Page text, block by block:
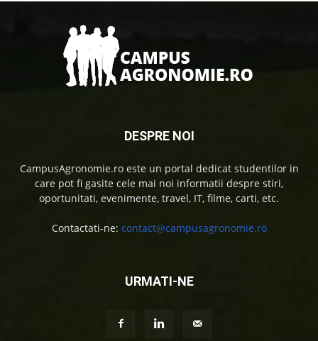
DESPRE NOI
CampusAgronomie.ro este un portal dedicat studentilor in
care pot fi gasite cele mai noi informatii despre stiri,
oportunitati, evenimente, travel, IT, filme, carti, etc.
Contactati-ne: contact@campusagronomie.ro
URMATI-NE